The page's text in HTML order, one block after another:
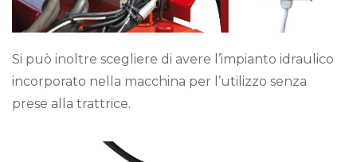
Si può inoltre scegliere di avere l’impianto idraulico
incorporato nella macchina per l’utilizzo senza
prese alla trattrice.